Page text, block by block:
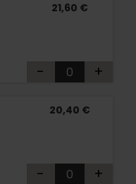
21,60 €
- +
20,40 €
- +